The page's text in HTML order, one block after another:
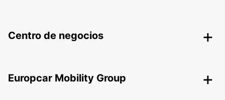
Centro de negocios
Europcar Mobility Group